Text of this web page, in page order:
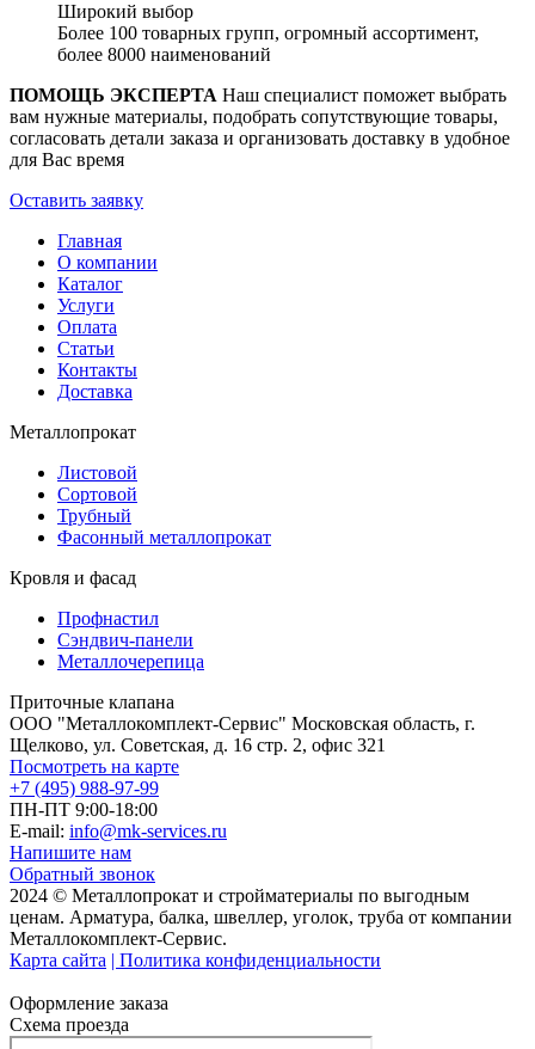
Широкий выбор
Более 100 товарных групп, огромный ассортимент,
более 8000 наименований
ПОМОЩЬ ЭКСПЕРТА Наш специалист поможет выбрать
вам нужные материалы, подобрать сопутствующие товары,
согласовать детали заказа и организовать доставку в удобное
для Вас время
Оставить заявку
Главная
О компании
Каталог
Услуги
Оплата
Статьи
Контакты
Доставка
Металлопрокат
Листовой
Сортовой
Трубный
Фасонный металлопрокат
Кровля и фасад
Профнастил
Сэндвич-панели
Металлочерепица
Приточные клапана
ООО "Металлокомплект-Сервис" Московская область, г.
Щелково, ул. Советская, д. 16 стр. 2, офис 321
Посмотреть на карте
+7 (495) 988-97-99
ПН-ПТ 9:00-18:00
E-mail: info@mk-services.ru
Напишите нам
Обратный звонок
2024 © Металлопрокат и стройматериалы по выгодным
ценам. Арматура, балка, швеллер, уголок, труба от компании
Металлокомплект-Сервис.
Карта сайта | Политика конфиденциальности
Оформление заказа
Схема проезда